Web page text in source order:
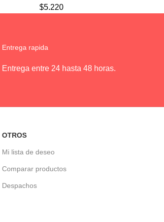
$5.220
Entrega rapida
Entrega entre 24 hasta 48 horas.
OTROS
Mi lista de deseo
Comparar productos
Despachos